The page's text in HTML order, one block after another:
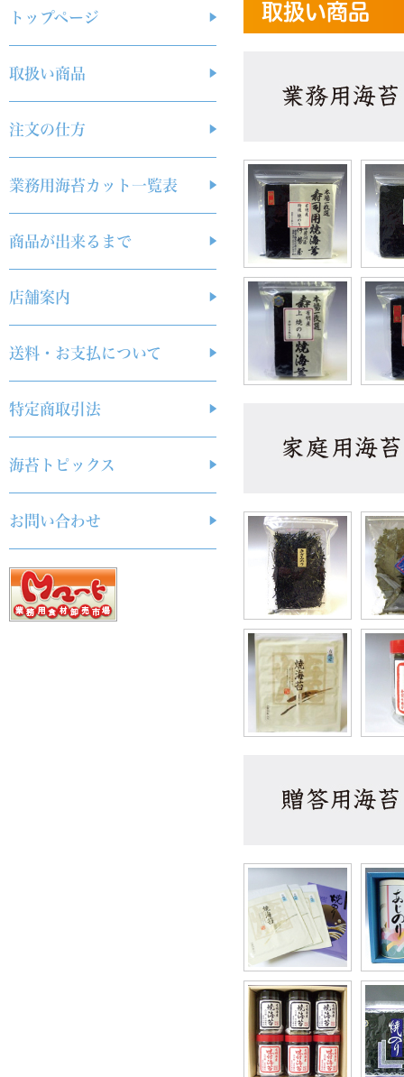
トップページ
取扱い商品
注文の仕方
業務用海苔カット一覧表
商品が出来るまで
店舗案内
送料・お支払について
特定商取引法
海苔トピックス
お問い合わせ
取扱い商品